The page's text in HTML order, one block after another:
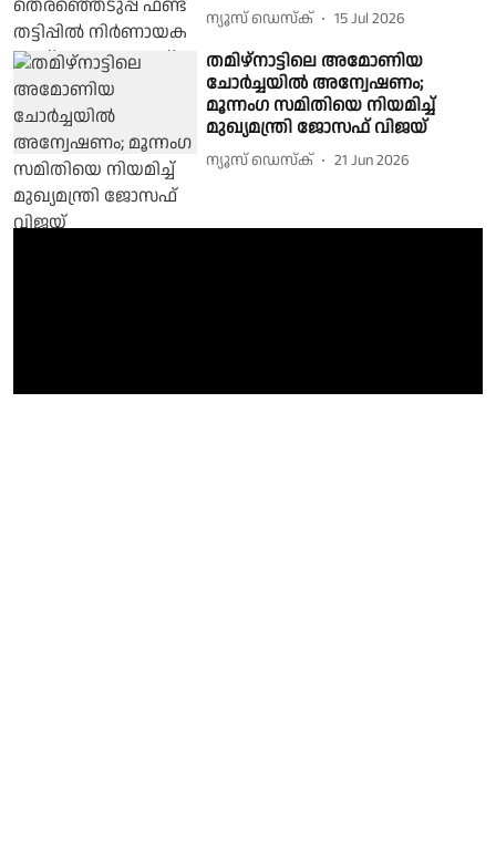
ന്യൂസ് ഡെസ്ക് 15 Jul 2026
തമിഴ്നാട്ടിലെ അമോണിയ
ചോർച്ചയിൽ അന്വേഷണം;
മൂന്നംഗ സമിതിയെ നിയമിച്ച്
മുഖ്യമന്ത്രി ജോസഫ് വിജയ്
ന്യൂസ് ഡെസ്ക് 21 Jun 2026